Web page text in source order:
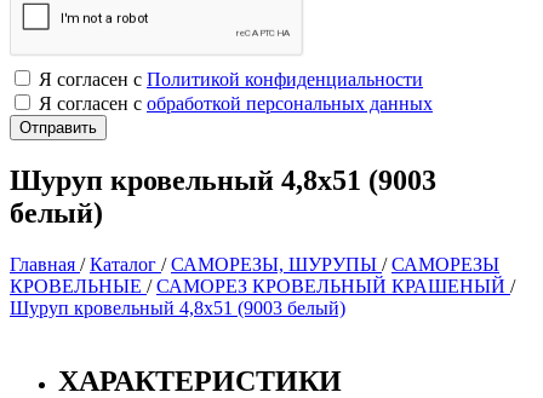
Я согласен с Политикой конфиденциальности
Я согласен с обработкой персональных данных
Шуруп кровельный 4,8х51 (9003
белый)
Главная /Каталог /САМОРЕЗЫ, ШУРУПЫ /САМОРЕЗЫ
КРОВЕЛЬНЫЕ /САМОРЕЗ КРОВЕЛЬНЫЙ КРАШЕНЫЙ /
Шуруп кровельный 4,8х51 (9003 белый)
ХАРАКТЕРИСТИКИ